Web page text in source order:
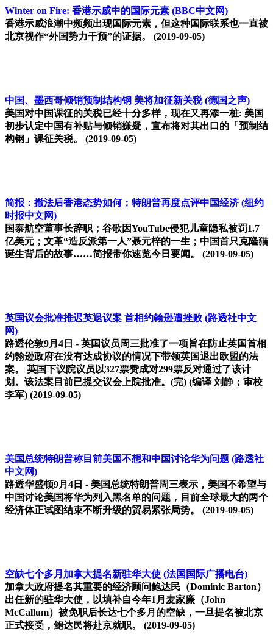
Winter on Fire: 香港示威中的国际元素 (BBC中文网)
香港示威浪潮中频频出现国际元素，但这种国际联系也一直被
北京视作“外国势力干预”的证据。
(2019-09-05)
中国、墨西哥倾销预制结构钢 美将加征新关税 (德国之声)
美国对中国课征的关税已经十分多样，现在又再添一桩: 美国
初步认定中国有补贴与倾销嫌疑，宣布将对其出口的「预制结
构钢」课征关税。
(2019-09-05)
简报：撤法后香港态势如何；特朗普再度点评中国经济 (纽约
时报中文网)
国泰航空董事长辞职；谷歌因YouTube侵犯儿童隐私被罚1.7
亿美元；文革“造反派第一人”聂元梓的一生；中国首只克隆猫
诞生背后的故事……简报带你速览今日要闻。
(2019-09-05)
英国议会批准推迟英退议案 首相约翰逊遭挫败 (路透社中文
网)
路透伦敦9月4日 - 英国议员周三批准了一项旨在防止英国首相
约翰逊政府在没有达成协议的情况下带领英国退出欧盟的法
案。 英国下议院议员以327票赞成对299票反对通过了该计
划。该法案目前已提交议会上院批准。(完) (编译 刘静；审校
李军) (2019-09-05)
美国总统特朗普称目前美国不想和中国讨论华为问题 (路透社
中文网)
路透华盛顿9月4日 - 美国总统特朗普周三表示，美国不希望与
中国讨论美国将华为列入黑名单的问题，目前全球最大的两个
经济体正试图结束不断升级的贸易紧张局势。
(2019-09-05)
空缺七个多月加拿大提名新驻华大使 (法国国际广播电台)
加拿大政府提名其重要的经济顾问鲍达民（Dominic Barton）
出任新的驻华大使，以填补自今年1月麦家廉（John
McCallum）被免职后长达七个多月的空缺，一旦提名被北京
正式接受，鲍达民将赴京就职。 (2019-09-05)